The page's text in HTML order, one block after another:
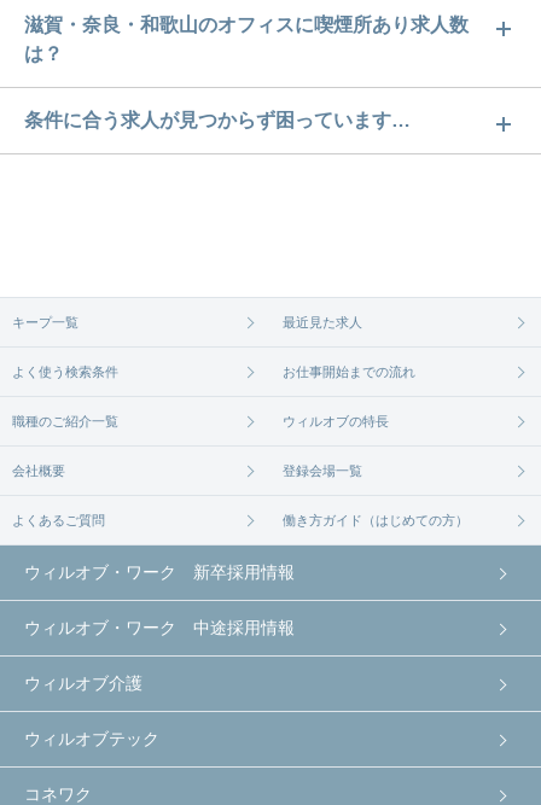
滋賀・奈良・和歌山のオフィスに喫煙所あり求人数
は？
滋賀・奈良・和歌山のオフィスに喫煙所あり求人数
は60件です。どのような求人があるかぜひチェック
条件に合う求人が見つからず困っています…
無料相談の登録はコチラから
キープ一覧 最近見た求人
よく使う検索条件 お仕事開始までの流れ
職種のご紹介一覧 ウィルオブの特長
会社概要 登録会場一覧
よくあるご質問 働き方ガイド（はじめての方）
ウィルオブ・ワーク 新卒採用情報
ウィルオブ・ワーク 中途採用情報
ウィルオブ介護
ウィルオブテック
コネワク